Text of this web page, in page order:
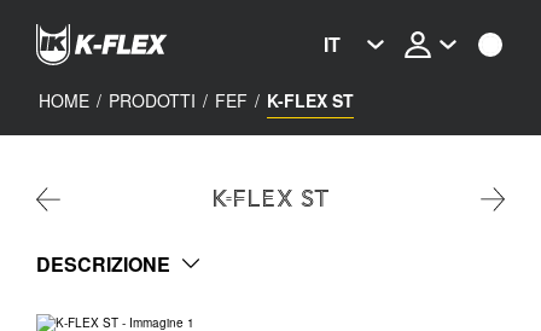
content
IT
HOME / PRODOTTI / FEF / K-FLEX ST
K-FLEX ST
DESCRIZIONE